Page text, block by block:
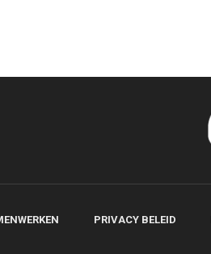
PRIVACY BELEID